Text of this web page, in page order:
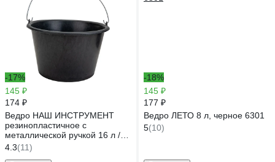
-17%
145 ₽
174 ₽
Ведро НАШ ИНСТРУМЕНТ
резинопластичное с
металлической ручкой 16 л /Р/
080506-001-016
4.3(11)
-18%
145 ₽
177 ₽
Ведро ЛЕТО 8 л, черное 6301
5(10)